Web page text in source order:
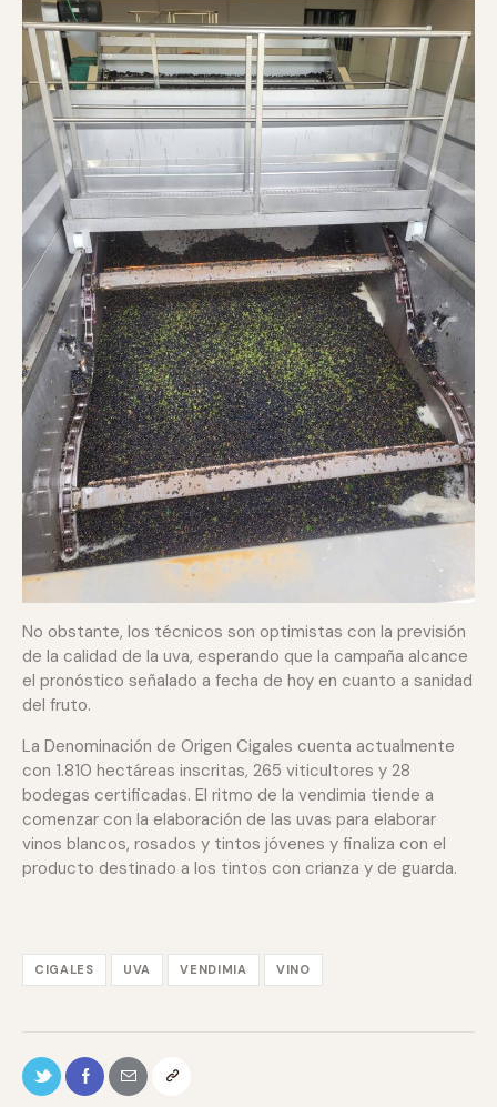
No obstante, los técnicos son optimistas con la previsión
de la calidad de la uva, esperando que la campaña alcance
el pronóstico señalado a fecha de hoy en cuanto a sanidad
del fruto.
La Denominación de Origen Cigales cuenta actualmente
con 1.810 hectáreas inscritas, 265 viticultores y 28
bodegas certificadas. El ritmo de la vendimia tiende a
comenzar con la elaboración de las uvas para elaborar
vinos blancos, rosados y tintos jóvenes y finaliza con el
producto destinado a los tintos con crianza y de guarda.
CIGALES UVA VENDIMIA VINO